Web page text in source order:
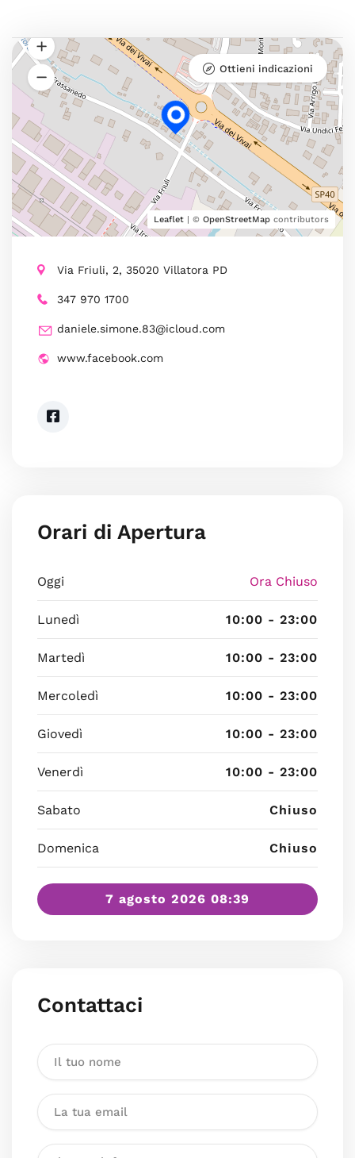
Leaflet | © OpenStreetMap contributors
Ottieni indicazioni
Via Friuli, 2, 35020 Villatora PD
347 970 1700
daniele.simone.83@icloud.com
www.facebook.com
Orari di Apertura
Oggi Ora Chiuso
Lunedì 10:00 - 23:00
Martedì 10:00 - 23:00
Mercoledì 10:00 - 23:00
Giovedì 10:00 - 23:00
Venerdì 10:00 - 23:00
Sabato Chiuso
Domenica Chiuso
7 agosto 2026 08:39
Contattaci